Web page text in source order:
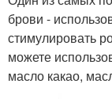
брови -
стимулировать
можете
масло какао,